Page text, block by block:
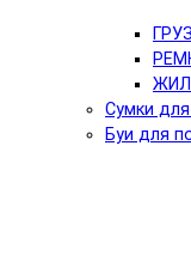
Сумки
Буи для